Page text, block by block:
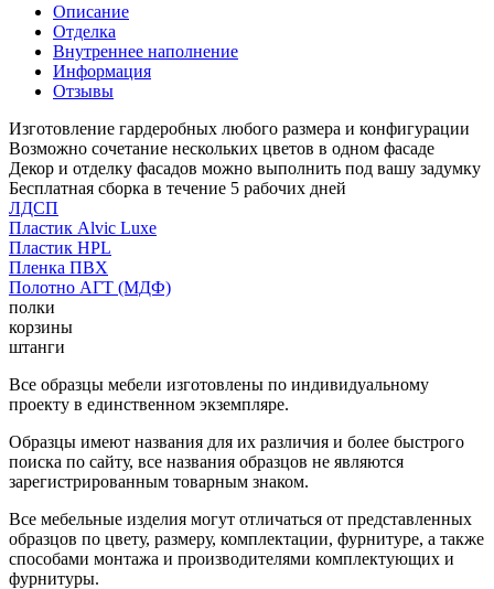
Описание
Отделка
Внутреннее наполнение
Информация
Отзывы
Изготовление гардеробных любого размера и конфигурации
Возможно сочетание нескольких цветов в одном фасаде
Декор и отделку фасадов можно выполнить под вашу задумку
Бесплатная сборка в течение 5 рабочих дней
ЛДСП
Пластик Alvic Luxe
Пластик HPL
Пленка ПВХ
Полотно АГТ (МДФ)
полки
корзины
штанги
Все образцы мебели изготовлены по индивидуальному
проекту в единственном экземпляре.
Образцы имеют названия для их различия и более быстрого
поиска по сайту, все названия образцов не являются
зарегистрированным товарным знаком.
Все мебельные изделия могут отличаться от представленных
образцов по цвету, размеру, комплектации, фурнитуре, а также
способами монтажа и производителями комплектующих и
фурнитуры.